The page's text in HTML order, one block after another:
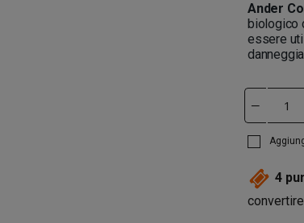
Ander
biologico
essere
4